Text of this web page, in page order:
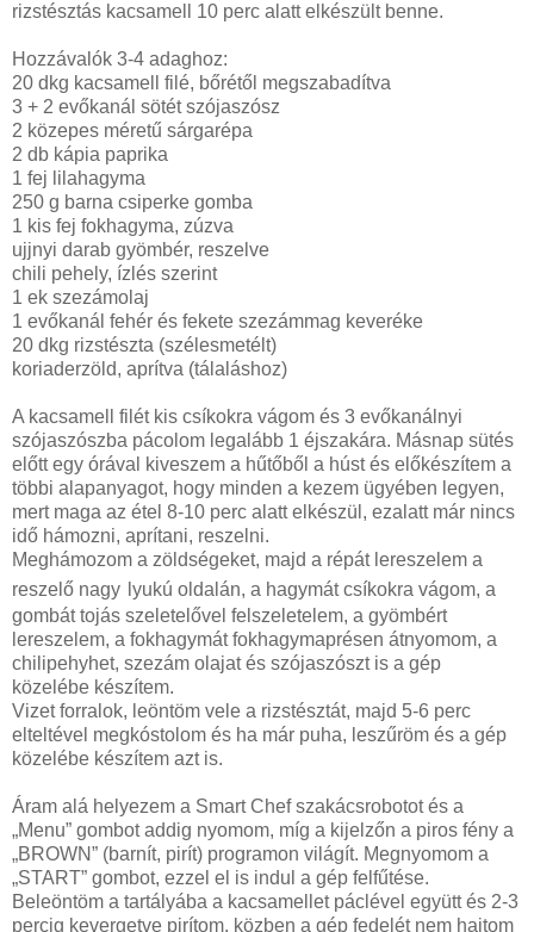
rizstésztás kacsamell 10 perc alatt elkészült benne.
Hozzávalók 3-4 adaghoz:
20 dkg kacsamell filé, bőrétől megszabadítva
3 + 2 evőkanál sötét szójaszósz
2 közepes méretű sárgarépa
2 db kápia paprika
1 fej lilahagyma
250 g barna csiperke gomba
1 kis fej fokhagyma, zúzva
ujjnyi darab gyömbér, reszelve
chili pehely, ízlés szerint
1 ek szezámolaj
1 evőkanál fehér és fekete szezámmag keveréke
20 dkg rizstészta (szélesmetélt)
koriaderzöld, aprítva (tálaláshoz)
A kacsamell filét kis csíkokra vágom és 3 evőkanálnyi
szójaszószba pácolom legalább 1 éjszakára. Másnap sütés
előtt egy órával kiveszem a hűtőből a húst és előkészítem a
többi alapanyagot, hogy minden a kezem ügyében legyen,
mert maga az étel 8-10 perc alatt elkészül, ezalatt már nincs
idő hámozni, aprítani, reszelni.
Meghámozom a zöldségeket, majd a répát lereszelem a
reszelő nagy lyukú oldalán, a hagymát csíkokra vágom, a
gombát tojás szeletelővel felszeletelem, a gyömbért
lereszelem, a fokhagymát fokhagymaprésen átnyomom, a
chilipehyhet, szezám olajat és szójaszószt is a gép
közelébe készítem.
Vizet forralok, leöntöm vele a rizstésztát, majd 5-6 perc
elteltével megkóstolom és ha már puha, leszűröm és a gép
közelébe készítem azt is.
Áram alá helyezem a Smart Chef szakácsrobotot és a
„Menu” gombot addig nyomom, míg a kijelzőn a piros fény a
„BROWN” (barnít, pirít) programon világít. Megnyomom a
„START” gombot, ezzel el is indul a gép felfűtése.
Beleöntöm a tartályába a kacsamellet páclével együtt és 2-3
percig kevergetve pirítom, közben a gép fedelét nem hajtom